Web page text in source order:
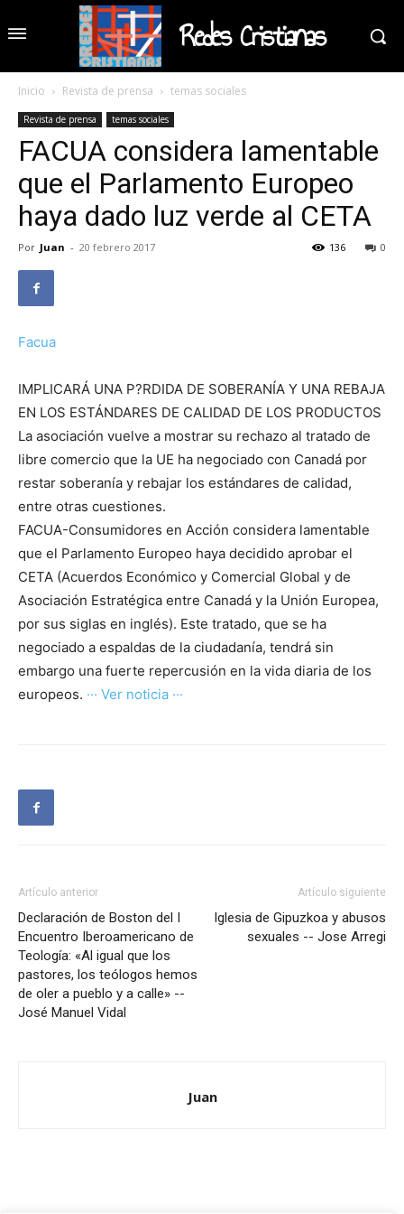
Redes Cristianas
Inicio Revista de prensa temas sociales
Revista de prensa temas sociales
FACUA considera lamentable
que el Parlamento Europeo
haya dado luz verde al CETA
Por Juan - 20 febrero 2017 0
136
Facua
IMPLICARÁ UNA P?RDIDA DE SOBERANÍA Y UNA REBAJA
EN LOS ESTÁNDARES DE CALIDAD DE LOS PRODUCTOS
La asociación vuelve a mostrar su rechazo al tratado de
libre comercio que la UE ha negociado con Canadá por
restar soberanía y rebajar los estándares de calidad,
entre otras cuestiones.
FACUA-Consumidores en Acción considera lamentable
que el Parlamento Europeo haya decidido aprobar el
CETA (Acuerdos Económico y Comercial Global y de
Asociación Estratégica entre Canadá y la Unión Europea,
por sus siglas en inglés). Este tratado, que se ha
negociado a espaldas de la ciudadanía, tendrá sin
embargo una fuerte repercusión en la vida diaria de los
europeos. ··· Ver noticia ···
Artículo anterior
Declaración de Boston del I
Encuentro Iberoamericano de
Teología: «Al igual que los
pastores, los teólogos hemos
de oler a pueblo y a calle» --
José Manuel Vidal
Artículo siguiente
Iglesia de Gipuzkoa y abusos
sexuales -- Jose Arregi
Juan